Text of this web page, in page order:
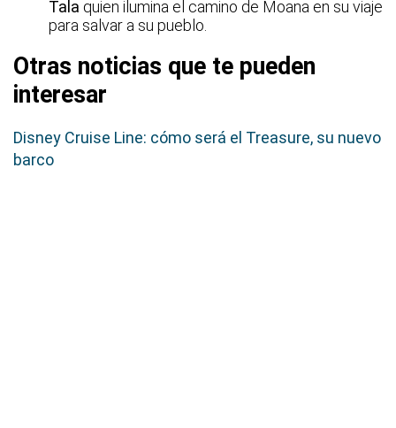
Tala quien ilumina el camino de Moana en su viaje
para salvar a su pueblo.
Otras noticias que te pueden
interesar
Disney Cruise Line: cómo será el Treasure, su nuevo
barco